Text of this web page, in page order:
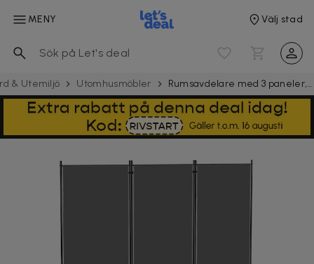
MENY Välj stad
& Utemiljö Utomhusmöbler Rumsavdelare med 3 paneler, 260 x 30 cm, fristående, metallskärm, insynsskydd, rumsavdelare för utomhusbruk, mörkgrå